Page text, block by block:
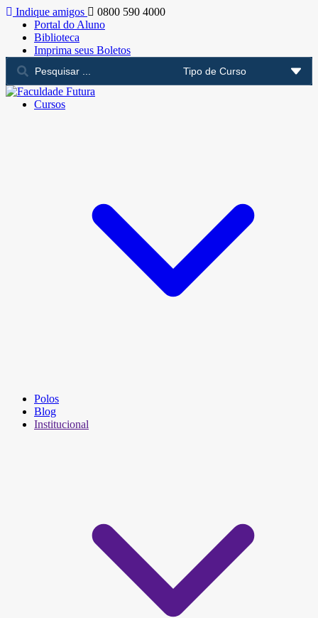
Indique amigos
0800 590 4000
Portal do Aluno
Biblioteca
Imprima seus Boletos
Cursos
Polos
Blog
Institucional